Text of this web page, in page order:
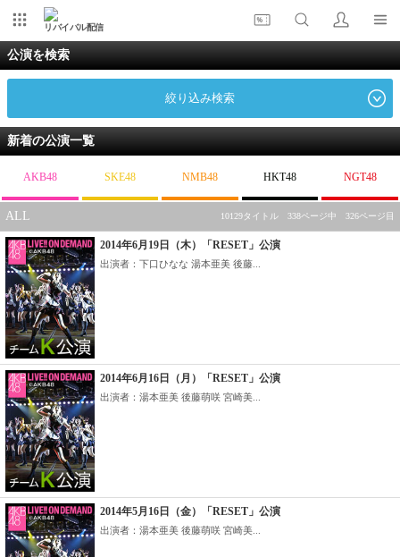
リバイバル配信
公演を検索
絞り込み検索
新着の公演一覧
AKB48 SKE48 NMB48 HKT48 NGT48
ALL 10129タイトル 338ページ中 326ページ目
2014年6月19日（木）「RESET」公演
出演者：下口ひなな 湯本亜美 後藤...
2014年6月16日（月）「RESET」公演
出演者：湯本亜美 後藤萌咲 宮崎美...
2014年5月16日（金）「RESET」公演
出演者：湯本亜美 後藤萌咲 宮崎美...